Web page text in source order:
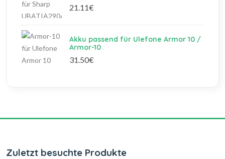
21.11€
Akku passend für Ulefone Armor 10 /
Armor-10
31.50€
Zuletzt besuchte Produkte